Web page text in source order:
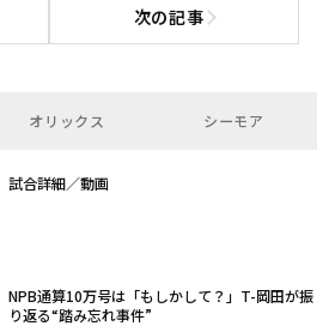
次の記事次の記事へ
オリックス シーモア
試合詳細／動画
NPB通算10万号は「もしかして？」T-岡田が振
り返る“踏み忘れ事件”